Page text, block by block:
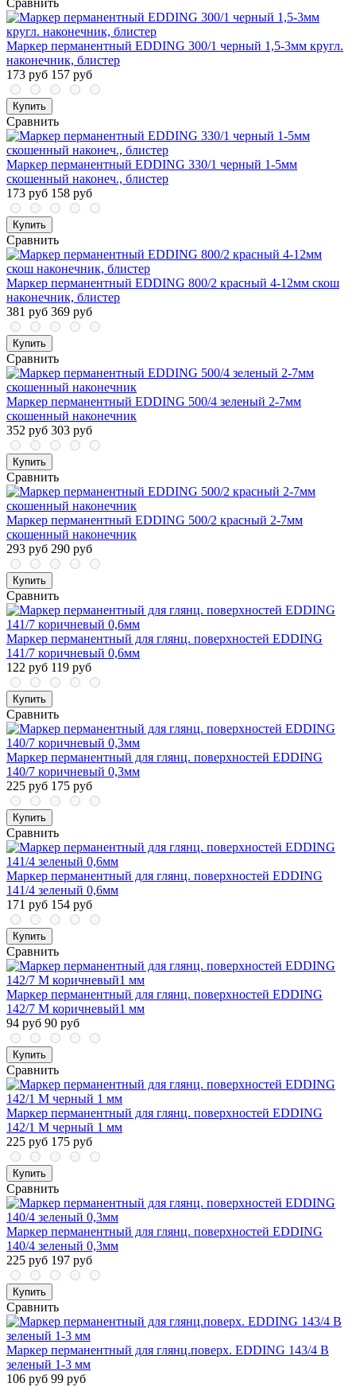
Сравнить
Маркер перманентный EDDING 300/1 черный 1,5-3мм кругл.
наконечник, блистер
173 руб 157 руб
Купить
Сравнить
Маркер перманентный EDDING 330/1 черный 1-5мм
скошенный наконеч., блистер
173 руб 158 руб
Купить
Сравнить
Маркер перманентный EDDING 800/2 красный 4-12мм скош
наконечник, блистер
381 руб 369 руб
Купить
Сравнить
Маркер перманентный EDDING 500/4 зеленый 2-7мм
скошенный наконечник
352 руб 303 руб
Купить
Сравнить
Маркер перманентный EDDING 500/2 красный 2-7мм
скошенный наконечник
293 руб 290 руб
Купить
Сравнить
Маркер перманентный для глянц. поверхностей EDDING
141/7 коричневый 0,6мм
122 руб 119 руб
Купить
Сравнить
Маркер перманентный для глянц. поверхностей EDDING
140/7 коричневый 0,3мм
225 руб 175 руб
Купить
Сравнить
Маркер перманентный для глянц. поверхностей EDDING
141/4 зеленый 0,6мм
171 руб 154 руб
Купить
Сравнить
Маркер перманентный для глянц. поверхностей EDDING
142/7 M коричневый1 мм
94 руб 90 руб
Купить
Сравнить
Маркер перманентный для глянц. поверхностей EDDING
142/1 M черный 1 мм
225 руб 175 руб
Купить
Сравнить
Маркер перманентный для глянц. поверхностей EDDING
140/4 зеленый 0,3мм
225 руб 197 руб
Купить
Сравнить
Маркер перманентный для глянц.поверх. EDDING 143/4 B
зеленый 1-3 мм
106 руб 99 руб